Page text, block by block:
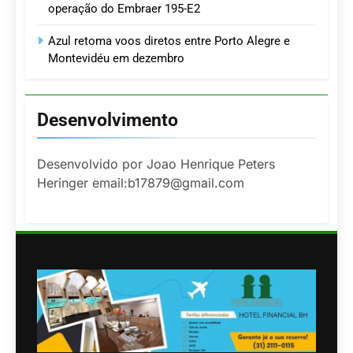
operação do Embraer 195-E2
Azul retoma voos diretos entre Porto Alegre e
Montevidéu em dezembro
Desenvolvimento
Desenvolvido por Joao Henrique Peters
Heringer email:b17879@gmail.com